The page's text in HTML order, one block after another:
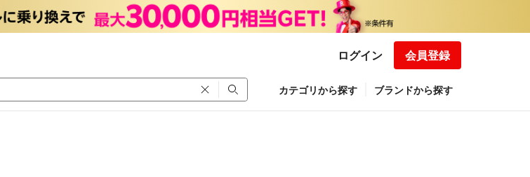
ログイン 会員登録
カテゴリから探す ブランドから探す